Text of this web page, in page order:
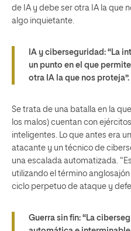
de IA y debe ser otra IA la que
algo inquietante.
IA y ciberseguridad: “La
un punto en el que
otra IA la que nos proteja”.
Se trata de una batalla en la
los malos) cuentan con
inteligentes. Lo que antes era
atacante y un técnico de
una escalada automatizada.
utilizando el término anglosajón
ciclo perpetuo de ataque y
Guerra sin fin: “La